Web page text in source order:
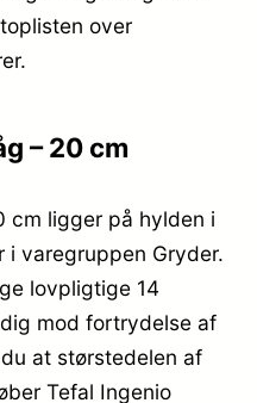
over
– 20 cm
cm ligger på hylden i
i varegruppen Gryder.
lovpligtige 14
mod fortrydelse af
at størstedelen af
Tefal Ingenio